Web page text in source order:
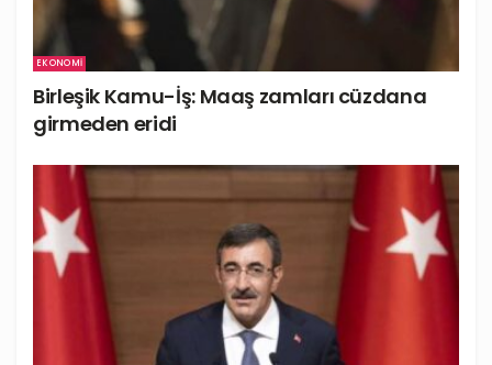
EKONOMI
Birleşik Kamu-İş: Maaş zamları cüzdana
girmeden eridi